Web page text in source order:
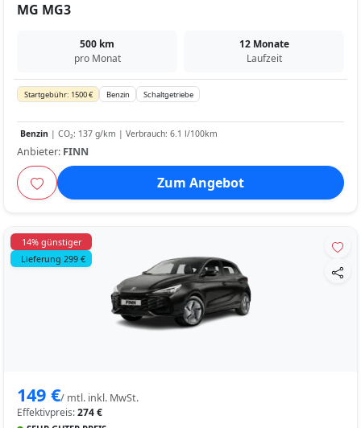
MG MG3
500 km
pro Monat
12 Monate
Laufzeit
Startgebühr: 1500 € Benzin Schaltgetriebe
Benzin | CO₂: 137 g/km | Verbrauch: 6.1 l/100km
Anbieter: FINN
Zum Angebot
14% günstiger
Lieferung 299 €
149 €/ mtl. inkl. MwSt.
Effektivpreis:274 €